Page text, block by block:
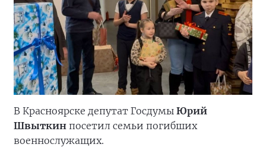
В Красноярске депутат Госдумы Юрий
Швыткин посетил семьи погибших
военнослужащих.